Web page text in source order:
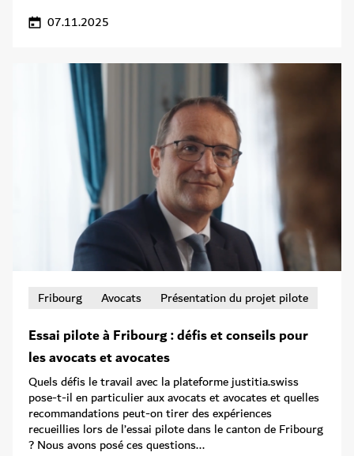
07.11.2025
Fribourg Avocats Présentation du projet pilote
Essai pilote à Fribourg : défis et conseils pour
les avocats et avocates
Quels défis le travail avec la plateforme justitia.swiss
pose-t-il en particulier aux avocats et avocates et quelles
recommandations peut-on tirer des expériences
recueillies lors de l’essai pilote dans le canton de Fribourg
? Nous avons posé ces questions...